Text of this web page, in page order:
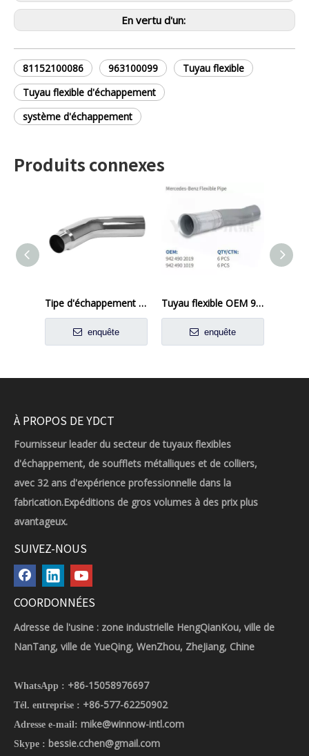
En vertu d'un:
81152100086 963100099
Tuyau flexible
Tuyau flexible d'échappement
système d'échappement
Produits connexes
Tipe d'échappement de camion en acier à 135 ° plaqué chromé
enquête
Tuyau flexible OEM 9424903019 9424904119 Mercedes-Benz
enquête
À PROPOS DE YDCT
Fournisseur leader du secteur de tuyaux flexibles
d'échappement, de soufflets métalliques et de colliers,
avec 32 ans d'expérience professionnelle dans la
fabrication.Expéditions de gros volumes à des prix plus
avantageux.
SUIVEZ-NOUS
COORDONNÉES
Adresse de l'usine : zone industrielle HengQianKou, ville de
NanTang, ville de YueQing, WenZhou, ZheJiang, Chine
WhatsApp : +86-15058976697
Tél. entreprise : +86-577-62250902
Adresse e-mail: mike@winnow-intl.com
Skype : bessie.cchen@gmail.com